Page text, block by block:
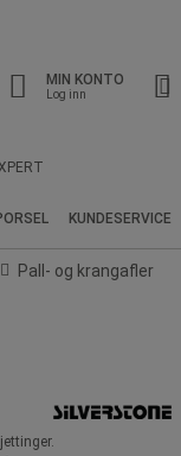
MIN KONTO
Log inn
KUNDESERVICE
Pall- og krangafler